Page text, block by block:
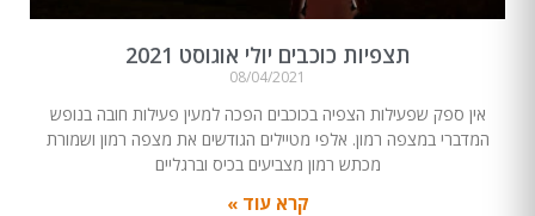
תצפיות כוכבים יולי אוגוסט 2021
08/04/2021
אין ספק שפעילות הצפיה בכוכבים הפכה למעין פעילות חובה בנופש
המדברי במצפה רמון. אלפי מטיילים הגודשים את מצפה רמון ושמורת
מכתש רמון מצביעים בכיס וברגליים
קרא עוד »